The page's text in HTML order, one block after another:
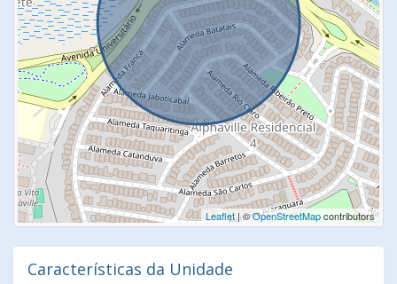
Leaflet| ©OpenStreetMapcontributors
Características da Unidade